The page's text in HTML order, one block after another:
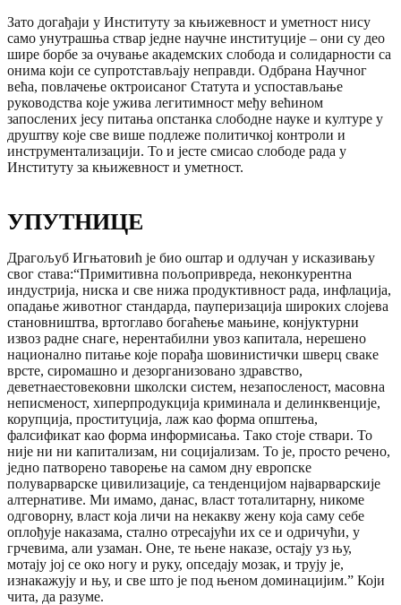
Зато догађаји у Институту за књижевност и уметност нису
само унутрашња ствар једне научне институције – они су део
шире борбе за очување академских слобода и солидарности са
онима који се супротстављају неправди. Одбрана Научног
већа, повлачење октроисаног Статута и успостављање
руководства које ужива легитимност међу већином
запослених јесу питања опстанка слободне науке и културе у
друштву које све више подлеже политичкој контроли и
инструментализацији. То и јесте смисао слободе рада у
Институту за књижевност и уметност.
УПУТНИЦЕ
Драгољуб Игњатовић је био оштар и одлучан у исказивању
свог става:“Примитивна пољопривреда, неконкурентна
индустрија, ниска и све нижа продуктивност рада, инфлација,
опадање животног стандарда, пауперизација широких слојева
становништва, вртоглаво богаћење мањине, конјуктурни
извоз радне снаге, нерентабилни увоз капитала, нерешено
национално питање које порађа шовинистички шверц сваке
врсте, сиромашно и дезорганизовано здравство,
деветнаестовековни школски систем, незапосленост, масовна
неписменост, хиперпродукција криминала и делинквенције,
корупција, проституција, лаж као форма општења,
фалсификат као форма информисања. Тако стоје ствари. То
није ни ни капитализам, ни социјализам. То је, просто речено,
једно патворено таворење на самом дну европске
полуварварске цивилизације, са тенденцијом најварварскије
алтернативе. Ми имамо, данас, власт тоталитарну, никоме
одговорну, власт која личи на некакву жену која саму себе
оплођује наказама, стално отресајући их се и одричући, у
грчевима, али узаман. Оне, те њене наказе, остају уз њу,
мотају јој се око ногу и руку, опседају мозак, и трују је,
изнакажују и њу, и све што је под њеном доминацијим.” Који
чита, да разуме.